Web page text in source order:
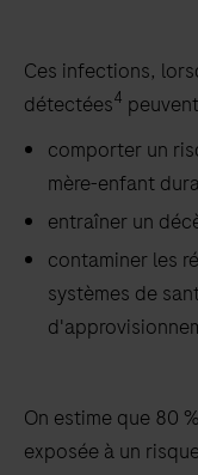
Ces infections,
détectées4
comporter un
mère-enfant
entraîner un
contaminer les
systèmes de
On estime que 80
exposée à un